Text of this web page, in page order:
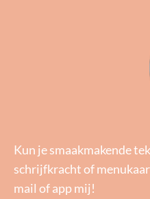
Kun je smaakmakende
schrijfkracht of
mail of app mij!